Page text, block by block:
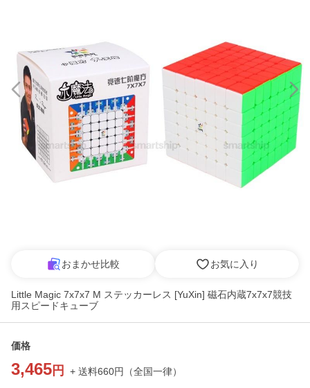
おまかせ比較 お気に入り
Little Magic 7x7x7 M ステッカーレス [YuXin] 磁石内蔵7x7x7競技
用スピードキューブ
価格
3,465 円 + 送料660円 （全国一律）